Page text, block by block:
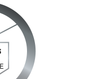
suurepärane.